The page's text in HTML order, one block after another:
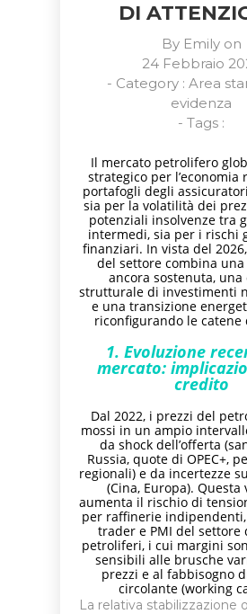
DI
By Emilyon
24 Febbraio
- Category : Area
evidenza
- Tags :
Il mercato petrolifero
strategico per l’economia
portafogli degli
sia per la volatilità dei
potenziali insolvenze tra
intermedi, sia per i rischi
finanziari. In vista del
del settore combina
ancora sostenuta, una
strutturale di investimenti
e una transizione
riconfigurando le catene
1. Evoluzione
mercato:
credito
Dal 2022, i prezzi del
mossi in un ampio
da shock dell’offerta
Russia, quote di OPEC+,
regionali) e da incertezze
(Cina, Europa). Questa
aumenta il rischio di
per raffinerie
trader e PMI del settore
petroliferi, i cui margini
sensibili alle brusche
prezzi e al fabbisogno
circolante (working
La relativa stabilizzazione